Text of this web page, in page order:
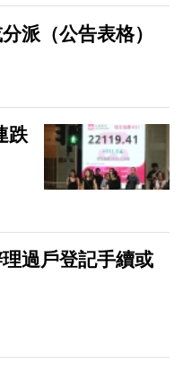
派（公告表格）
跌
過戶登記手續或